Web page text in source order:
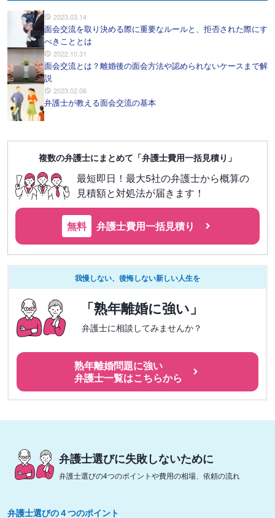
2023.03.14
面会交流を取り決める際に重要なルールと、拒否された際にす
べきこととは
2022.10.31
面会交流とは？離婚後の面会方法や認められないケースまで解
説
2023.02.06
弁護士が教える面会交流の基本
複数の弁護士にまとめて「弁護士費用一括見積り」
最短即日！最大5社の弁護士から概算の
見積額と対処法が届きます！
無料 弁護士費用一括見積り
我慢しない、後悔しない新しい人生を
「熟年離婚に強い」
弁護士に相談してみませんか？
熟年離婚問題に強い
弁護士一覧はこちらから
弁護士選びに失敗しないために
弁護士選びの4つのポイントや費用の相場、依頼の流れ
弁護士選びの４つのポイント